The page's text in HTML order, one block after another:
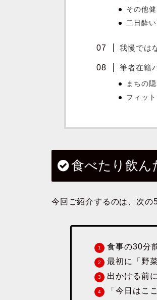
その他
二日酔
我慢では
筆者在籍
まちの
フィッ
食べたり飲ん
今回ご紹介するのは、次の5
食事の30分
最初に「野
出かける前
「今日はこ